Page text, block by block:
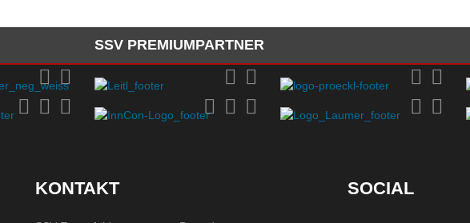
SSV PREMIUMPARTNER
KONTAKT SOCIAL